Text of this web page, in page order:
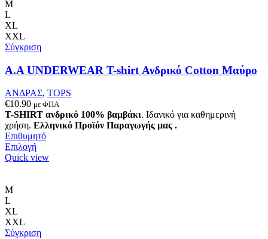
του
M
L
XL
XXL
Σύγκριση
Α.A UNDERWEAR T-shirt Ανδρικό Cotton Μαύρο
ΑΝΔΡΑΣ, TOPS
€10.90 με ΦΠΑ
T-SHIRT ανδρικό 100% βαμβάκι. Ιδανικό για καθημερινή
χρήση. Ελληνικό Προϊόν Παραγωγής μας .
Επιθυμητό
ΕπιλογήΑυτό
το
μπορούν
Quick view
M
L
XL
XXL
Σύγκριση